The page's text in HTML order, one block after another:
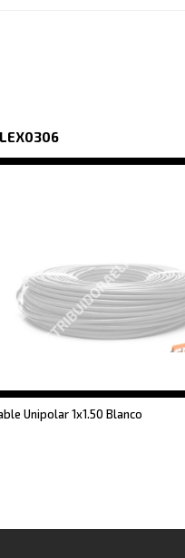
Unipolar 1x1.50 Blanco